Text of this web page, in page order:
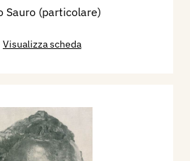
Sauro (particolare)
Visualizza scheda